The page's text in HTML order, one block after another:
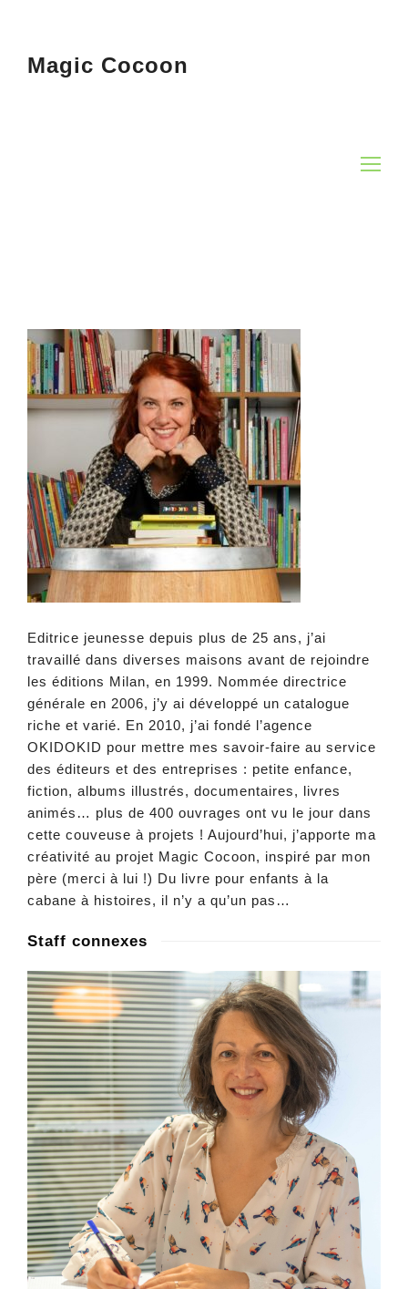
Magic Cocoon
Editrice jeunesse depuis plus de 25 ans, j’ai
travaillé dans diverses maisons avant de rejoindre
les éditions Milan, en 1999. Nommée directrice
générale en 2006, j’y ai développé un catalogue
riche et varié. En 2010, j’ai fondé l’agence
OKIDOKID pour mettre mes savoir-faire au service
des éditeurs et des entreprises : petite enfance,
fiction, albums illustrés, documentaires, livres
animés… plus de 400 ouvrages ont vu le jour dans
cette couveuse à projets ! Aujourd’hui, j’apporte ma
créativité au projet Magic Cocoon, inspiré par mon
père (merci à lui !) Du livre pour enfants à la
cabane à histoires, il n’y a qu’un pas…
Staff connexes